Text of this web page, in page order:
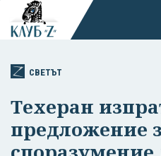
СВЕТЪТ
Техеран
предложение